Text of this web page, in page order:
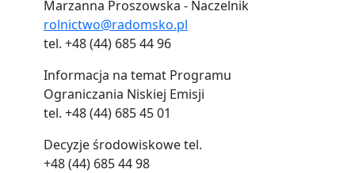
Marzanna Proszowska - Naczelnik
rolnictwo@radomsko.pl
tel. +48 (44) 685 44 96
Informacja na temat Programu
Ograniczania Niskiej Emisji
tel. +48 (44) 685 45 01
Decyzje środowiskowe tel.
+48 (44) 685 44 98